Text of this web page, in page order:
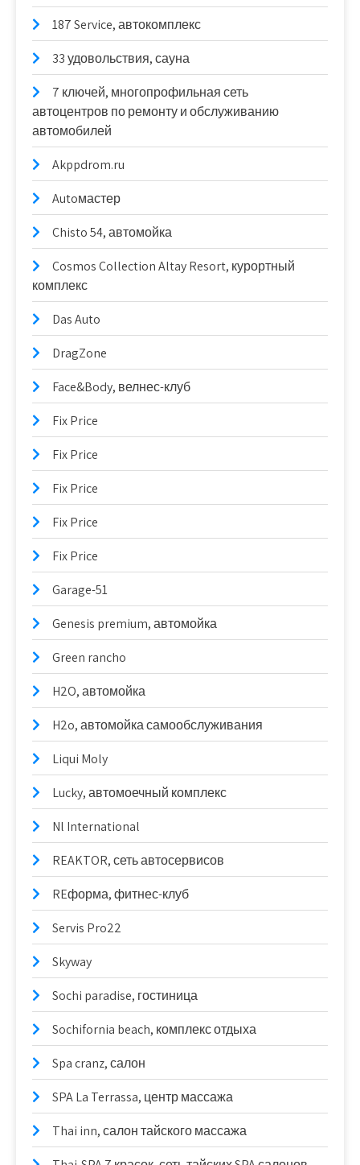
187 Service, автокомплекс
33 удовольствия, сауна
7 ключей, многопрофильная сеть
автоцентров по ремонту и обслуживанию
автомобилей
Akppdrom.ru
Autoмастер
Chisto 54, автомойка
Cosmos Collection Altay Resort, курортный
комплекс
Das Auto
DragZone
Face&Body, велнес-клуб
Fix Price
Fix Price
Fix Price
Fix Price
Fix Price
Garage-51
Genesis premium, автомойка
Green rancho
H2O, автомойка
H2o, автомойка самообслуживания
Liqui Moly
Lucky, автомоечный комплекс
Nl International
REAKTOR, сеть автосервисов
REформа, фитнес-клуб
Servis Pro22
Skyway
Sochi paradise, гостиница
Sochifornia beach, комплекс отдыха
Spa cranz, салон
SPA La Terrassa, центр массажа
Thai inn, салон тайского массажа